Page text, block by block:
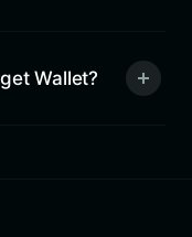
Wallet?